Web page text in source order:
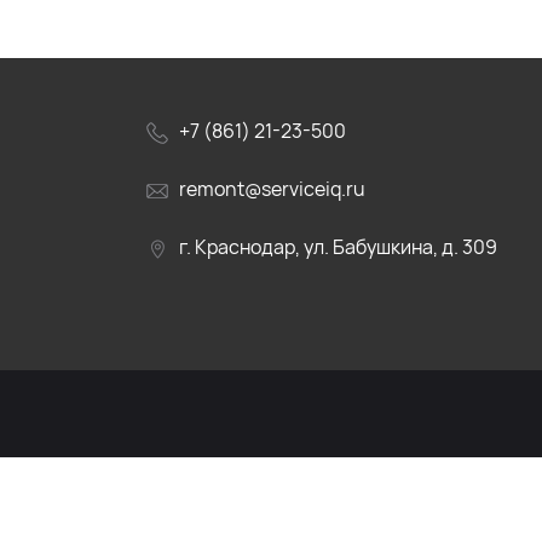
+7 (861) 21-23-500
remont@serviceiq.ru
г. Краснодар, ул. Бабушкина, д. 309